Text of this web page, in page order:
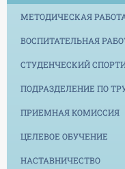
МЕТОДИЧЕСКАЯ
ВОСПИТАТЕЛЬНАЯ
СТУДЕНЧЕСКИЙ
ПОДРАЗДЕЛЕНИЕ ПО
ПРИЕМНАЯ КОМИССИЯ
ЦЕЛЕВОЕ ОБУЧЕНИЕ
НАСТАВНИЧЕСТВО